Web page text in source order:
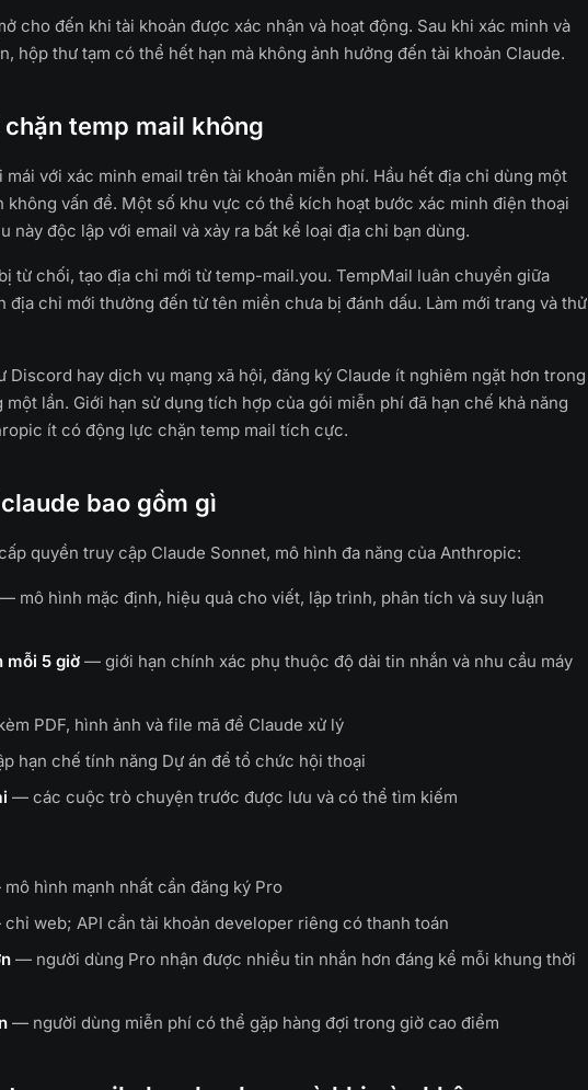
cho đến khi tài khoản được xác nhận và hoạt động. Sau khi xác minh và
hộp thư tạm có thể hết hạn mà không ảnh hưởng đến tài khoản Claude.
temp mail không
với xác minh email trên tài khoản miễn phí. Hầu hết địa chỉ dùng một
không vấn đề. Một số khu vực có thể kích hoạt bước xác minh điện thoại
này độc lập với email và xảy ra bất kể loại địa chỉ bạn dùng.
từ chối, tạo địa chỉ mới từ temp-mail.you. TempMail luân chuyển giữa
địa chỉ mới thường đến từ tên miền chưa bị đánh dấu. Làm mới trang và thử
Discord hay dịch vụ mạng xã hội, đăng ký Claude ít nghiêm ngặt hơn trong
lần. Giới hạn sử dụng tích hợp của gói miễn phí đã hạn chế khả năng
ít có động lực chặn temp mail tích cực.
bao gồm gì
quyền truy cập Claude Sonnet, mô hình đa năng của Anthropic:
— mô hình mặc định, hiệu quả cho viết, lập trình, phân tích và suy luận
mỗi 5 giờ — giới hạn chính xác phụ thuộc độ dài tin nhắn và nhu cầu máy
PDF, hình ảnh và file mã để Claude xử lý
hạn chế tính năng Dự án để tổ chức hội thoại
— các cuộc trò chuyện trước được lưu và có thể tìm kiếm
hình mạnh nhất cần đăng ký Pro
web; API cần tài khoản developer riêng có thanh toán
— người dùng Pro nhận được nhiều tin nhắn hơn đáng kể mỗi khung thời
— người dùng miễn phí có thể gặp hàng đợi trong giờ cao điểm